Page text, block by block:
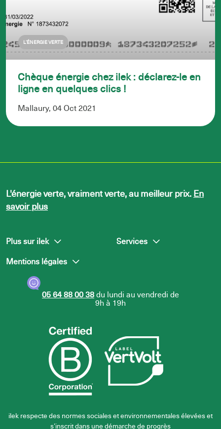
L’ÉNERGIE VERTE
Chèque énergie chez ilek : déclarez-le en
ligne en quelques clics !
Mallaury, 04 Oct 2021
L'énergie verte, vraiment verte, au meilleur prix. En
savoir plus
Plus sur ilek
L’équipe ilek
Nous rejoindre
Services
Mentions légales
Politique de confidentialité
Politique d’utilisation des
ilek respecte des normes sociales et environnementales élevées et
s’inscrit dans une démarche de progrès
05 64 88 00 38 du lundi au vendredi de
9h à 19h